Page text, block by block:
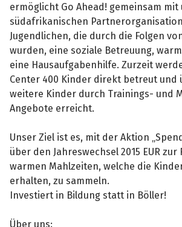
ermöglicht Go Ahead! gemeinsam
südafrikanischen
Jugendlichen, die durch die Folgen
wurden, eine soziale Betreuung,
eine Hausaufgabenhilfe. Zurzeit
Center 400 Kinder direkt betreut und
weitere Kinder durch Trainings- und
Angebote erreicht.
Unser Ziel ist es, mit der Aktion
über den Jahreswechsel 2015 EUR
warmen Mahlzeiten, welche die
erhalten, zu sammeln.
Investiert in Bildung statt in Böller!
Über uns: